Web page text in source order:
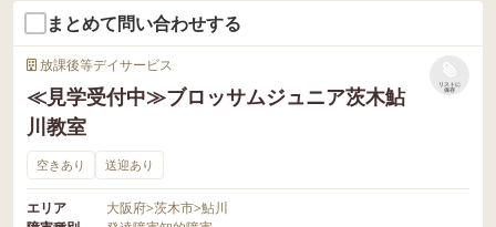
まとめて問い合わせする
放課後等デイサービス
≪見学受付中≫ブロッサムジュニア茨木鮎
川教室
リストに
保存
空きあり 送迎あり
エリア 大阪府>茨木市>鮎川